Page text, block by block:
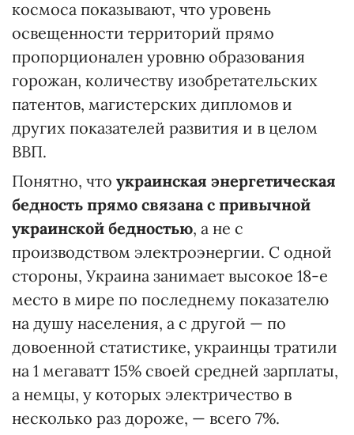
космоса показывают, что уровень
освещенности территорий прямо
пропорционален уровню образования
горожан, количеству изобретательских
патентов, магистерских дипломов и
других показателей развития и в целом
ВВП.
Понятно, что украинская энергетическая
бедность прямо связана с привычной
украинской бедностью, а не с
производством электроэнергии. С одной
стороны, Украина занимает высокое 18-е
место в мире по последнему показателю
на душу населения, а с другой — по
довоенной статистике, украинцы тратили
на 1 мегаватт 15% своей средней зарплаты,
а немцы, у которых электричество в
несколько раз дороже, — всего 7%.